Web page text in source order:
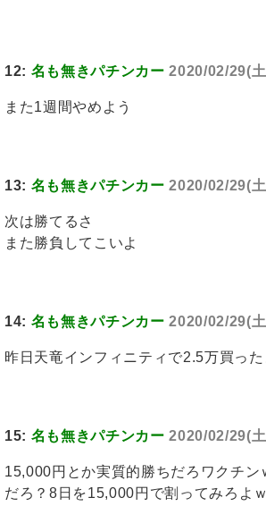
12: 名も無きパチンカー 2020/02/29(
また1週間やめよう
13: 名も無きパチンカー 2020/02/29(
次は勝てるさ
また勝負してこいよ
14: 名も無きパチンカー 2020/02/29(
昨日天竜インフィニティで2.5万買った
15: 名も無きパチンカー 2020/02/29(
15,000円とか実質的勝ちだろワクチン
だろ？8日を15,000円で割ってみろよ